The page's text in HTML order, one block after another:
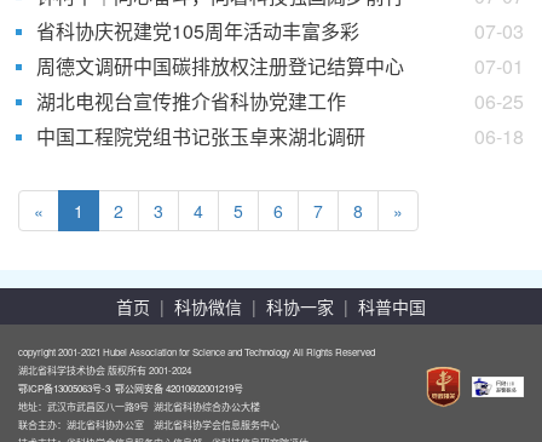
省科协庆祝建党105周年活动丰富多彩
07-03
周德文调研中国碳排放权注册登记结算中心
07-01
湖北电视台宣传推介省科协党建工作
06-25
中国工程院党组书记张玉卓来湖北调研
06-18
« 1 2 3 4 5 6 7 8 »
首页 | 科协微信 | 科协一家 | 科普中国
copyright 2001-2021 Hubei Association for Science and Technology All Rights Reserved
湖北省科学技术协会 版权所有 2001-2024
鄂ICP备13005063号-3 鄂公网安备 42010602001219号
地址：武汉市武昌区八一路9号 湖北省科协综合办公大楼
联合主办：湖北省科协办公室 湖北省科协学会信息服务中心